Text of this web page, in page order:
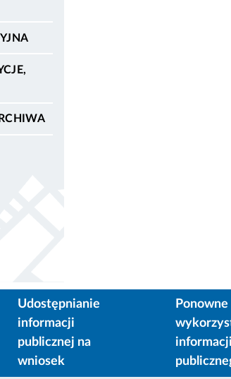
Udostępnianie
informacji
publicznej na
wniosek
Ponowne